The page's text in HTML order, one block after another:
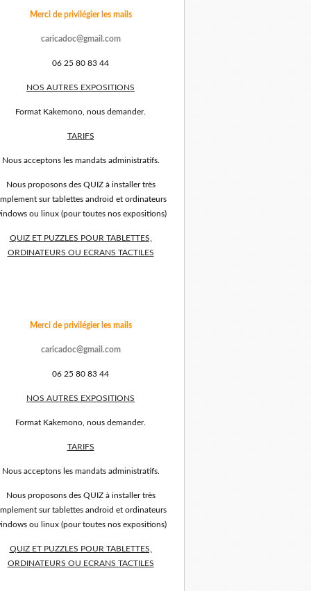
Merci de privilégier les mails
caricadoc@gmail.com
06 25 80 83 44
NOS AUTRES EXPOSITIONS
Format Kakemono, nous demander.
TARIFS
Nous acceptons les mandats administratifs.
Nous proposons des QUIZ à installer très
sur tablettes android et ordinateurs
ou linux (pour toutes nos expositions)
QUIZ ET PUZZLES POUR TABLETTES,
ORDINATEURS OU ECRANS TACTILES
Merci de privilégier les mails
caricadoc@gmail.com
06 25 80 83 44
NOS AUTRES EXPOSITIONS
Format Kakemono, nous demander.
TARIFS
Nous acceptons les mandats administratifs.
Nous proposons des QUIZ à installer très
sur tablettes android et ordinateurs
ou linux (pour toutes nos expositions)
QUIZ ET PUZZLES POUR TABLETTES,
ORDINATEURS OU ECRANS TACTILES